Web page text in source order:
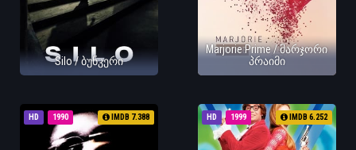
Silo / ბუნკერი
Marjorie Prime / მარჯორი
პრაიმი
HD 1990 IMDB 7.388 HD 1999 IMDB 6.252